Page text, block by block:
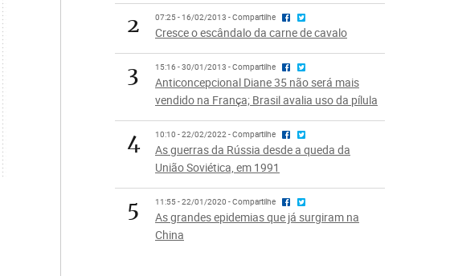
2 07:25 - 16/02/2013 - Compartilhe
Cresce o escândalo da carne de cavalo
3 15:16 - 30/01/2013 - Compartilhe
Anticoncepcional Diane 35 não será mais
vendido na França; Brasil avalia uso da pílula
4 10:10 - 22/02/2022 - Compartilhe
As guerras da Rússia desde a queda da
União Soviética, em 1991
5 11:55 - 22/01/2020 - Compartilhe
As grandes epidemias que já surgiram na
China